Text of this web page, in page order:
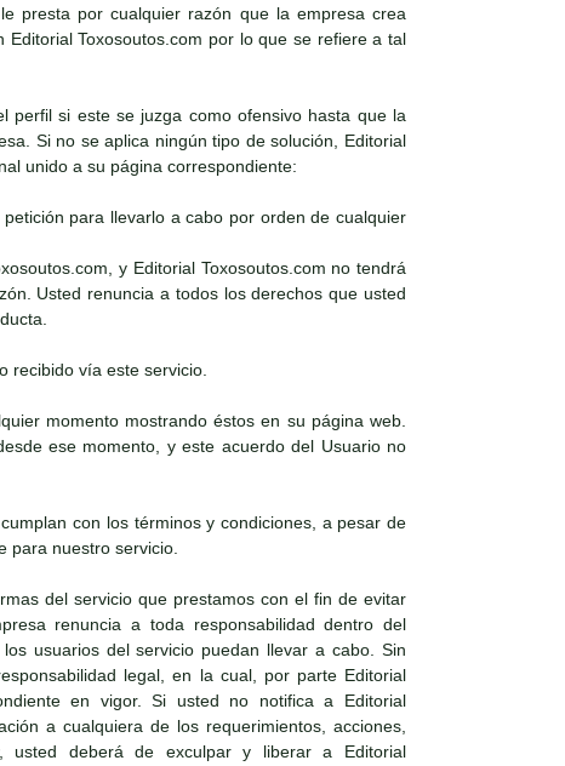
presta por cualquier razón que la empresa crea
Toxosoutos.com por lo que se refiere a tal
perfil si este se juzga como ofensivo hasta que la
Si no se aplica ningún tipo de solución, Editorial
unido a su página correspondiente:
para llevarlo a cabo por orden de cualquier
y Editorial Toxosoutos.com no tendrá
Usted renuncia a todos los derechos que usted
recibido vía este servicio.
momento mostrando éstos en su página web.
ese momento, y este acuerdo del Usuario no
con los términos y condiciones, a pesar de
para nuestro servicio.
del servicio que prestamos con el fin de evitar
renuncia a toda responsabilidad dentro del
usuarios del servicio puedan llevar a cabo. Sin
legal, en la cual, por parte Editorial
en vigor. Si usted no notifica a Editorial
a cualquiera de los requerimientos, acciones,
usted deberá de exculpar y liberar a Editorial